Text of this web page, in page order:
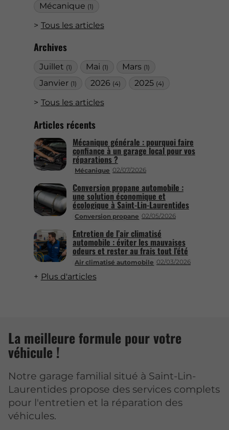
Mécanique (1)
Tous les articles
Archives
Juillet (1) Mai (1) Mars (1)
Janvier (1) 2026 (4) 2025 (4)
Tous les articles
Articles récents
Mécanique 02/07/2026
Mécanique générale : pourquoi faire
confiance à un garage local pour vos
réparations ?
Conversion propane 02/05/2026
Conversion propane automobile :
une solution économique et
écologique à Saint-Lin-Laurentides
Air climatisé automobile 02/03/2026
Entretien de l’air climatisé
automobile : éviter les mauvaises
odeurs et rester au frais tout l’été
Plus d'articles
La meilleure formule pour votre
véhicule !
Notre garage familial situé à Saint-Lin-
Laurentides propose des services complets
pour l'entretien et la réparation des
véhicules.